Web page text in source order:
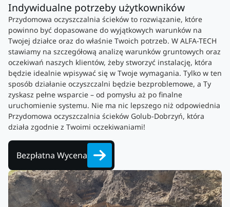
Indywidualne potrzeby użytkowników
Przydomowa oczyszczalnia ścieków to rozwiązanie, które
powinno być dopasowane do wyjątkowych warunków na
Twojej działce oraz do właśnie Twoich potrzeb. W ALFA-TECH
stawiamy na szczegółową analizę warunków gruntowych oraz
oczekiwań naszych klientów, żeby stworzyć instalację, która
będzie idealnie wpisywać się w Twoje wymagania. Tylko w ten
sposób działanie oczyszczalni będzie bezproblemowe, a Ty
zyskasz pełne wsparcie – od pomysłu aż po finalne
uruchomienie systemu. Nie ma nic lepszego niż odpowiednia
Przydomowa oczyszczalnia ścieków Golub-Dobrzyń, która
działa zgodnie z Twoimi oczekiwaniami!
Bezpłatna Wycena